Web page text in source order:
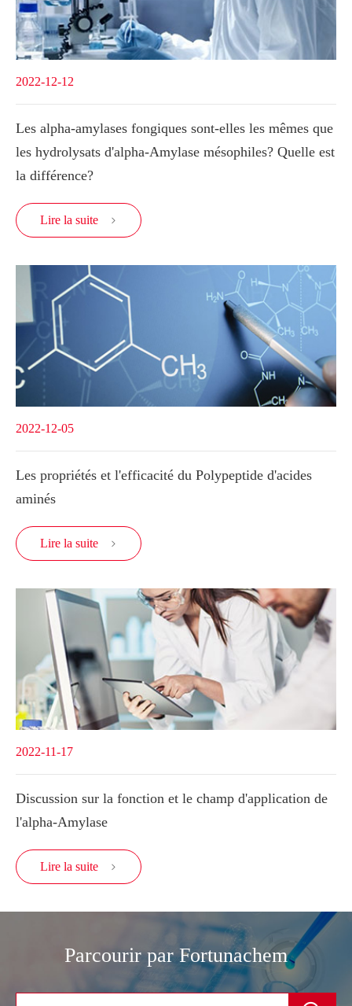
2022-12-12
Les alpha-amylases fongiques sont-elles les mêmes que
les hydrolysats d'alpha-Amylase mésophiles? Quelle est
la différence?
Lire la suite 
2022-12-05
Les propriétés et l'efficacité du Polypeptide d'acides
aminés
Lire la suite 
2022-11-17
Discussion sur la fonction et le champ d'application de
l'alpha-Amylase
Lire la suite 
Parcourir par Fortunachem